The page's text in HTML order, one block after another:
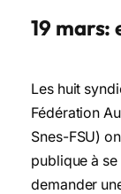
19 mars:
Les huit
Fédération
Snes-FSU)
publique à
demander